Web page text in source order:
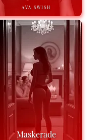
AVA SWISH
Maskerade